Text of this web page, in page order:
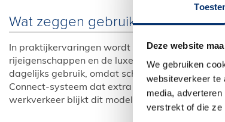
Deze website
We gebruiken
websiteverkeer te
media,
verstrekt of die ze
Wat zeggen gebruikers over de
In praktijkervaringen wordt de Avignon C380
rijeigenschappen en de luxe afwerking. De
dagelijks gebruik, omdat schakelen moeiteloos
Connect-systeem dat extra zekerheid biedt
werkverkeer blijkt dit model een betrouwbare